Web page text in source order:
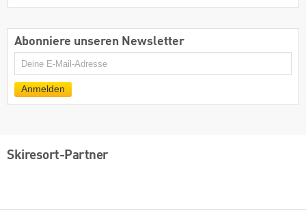
Abonniere unseren Newsletter
E-
Anmelden
Skiresort-Partner